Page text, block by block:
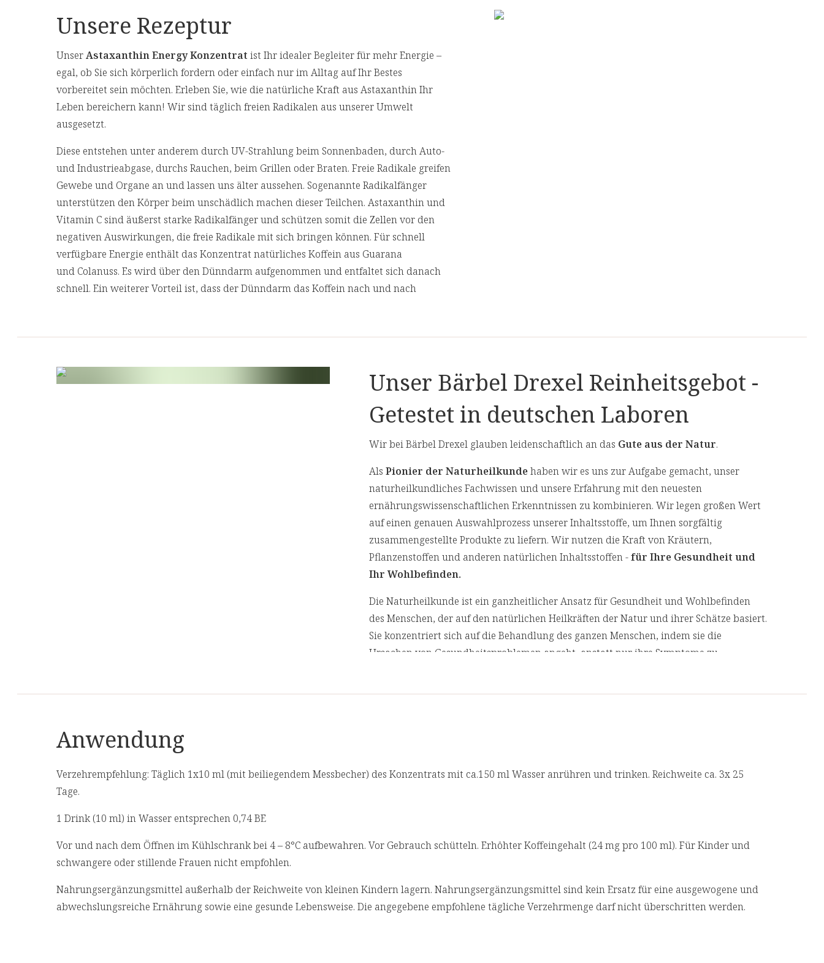
Astaxanthin Energy-Drink Konzentrat Orange/Grapefruit, 250ml
Anwendung
Täglich 1 Esslöffel (ca. 10 ml) des Konzentrates mit ca. 150 ml Wasser anrühren und
[1] Vitamin C trägt zu einem normalen Energiestoffwechsel bei.
[2] Magnesium trägt zu einem normalen Energiestoffwechsel bei.
[3] Vitamin C trägt zur Verringerung von Müdigkeit und Ermüdung bei.
[4] Magnesium trägt zur Verringerung von Müdigkeit und Ermüdung bei.
Unsere Rezeptur
UnserAstaxanthin Energy Konzentrat ist Ihr idealer Begleiter für mehr Energie –
egal, ob Sie sich körperlich fordern oder einfach nur im Alltag auf Ihr Bestes
vorbereitet sein möchten. Erleben Sie, wie die natürliche Kraft aus Astaxanthin Ihr
Leben bereichern kann! Wir sind täglich freien Radikalen aus unserer Umwelt
ausgesetzt.
Diese entstehen unter anderem durch UV-Strahlung beim Sonnenbaden, durch Auto-
und Industrieabgase, durchs Rauchen, beim Grillen oder Braten. Freie Radikale greifen
Gewebe und Organe an und lassen uns älter aussehen. Sogenannte Radikalfänger
unterstützen den Körper beim unschädlich machen dieser Teilchen. Astaxanthin und
Vitamin C sind äußerst starke Radikalfänger und schützen somit die Zellen vor den
negativen Auswirkungen, die freie Radikale mit sich bringen können. Für schnell
verfügbare Energie enthält das Konzentrat natürliches Koffein aus Guarana
und Colanuss. Es wird über den Dünndarm aufgenommen und entfaltet sich danach
schnell. Ein weiterer Vorteil ist, dass der Dünndarm das Koffein nach und nach
der 1990er Jahre entwickelten sie eine einzigartige Technologie, bei der speziell
entwickelte Photobioreaktoren zur Kultivierung der
beginnt im Labor, wo eine Saatkultur unter sterilen Bedingungen kultiviert wird, um
Wenn die Kultur in der grünen Phase ihre optimale Dichte erreicht, wird sie in
einzigartigen Edelstahl-Photobioreaktoren übertragen, in denen die Produktion
von Astaxanthin (rote Phase) eingeleitet wird. Nachdem die Algen reif sind, werden sie
geerntet, zerkleinert und getrocknet. Die endgültige Biomasse ist ein tiefrotes Pulver
von hoher Reinheit, das eine hohe Konzentration von Astaxanthin enthält.
Magnesiumcitrat (3 %), L-Ascorbinsäure (1,5 %), natürliche
enthält 17 % Vitamin C), Guaranaextrakt (1 %, enthält 22 %
Koffein), Algenextrakt (0,8 %, enthält 2,5 % Astaxanthin),
Granatapfel/Johannisbeere:
Apfelsüße, Isomaltulose**, Wasser,
Magnesiumcitrat, Schwarzes Johannisbeersaftkonzentrat,
Acerolasaftkonzentrat (enthält 17% Vitamin C),
Guaranaextrakt (enthält 22% Koffein), Colanussextrakt
(enthält 10% Koffein), Algenextrakt (enthält 5%
Nährwertangaben
Orange/Grapefruit:
Inhalt pro Tagesdosis
Magnesium 61 mg (16 %**)
Granatapfel/Johannisbeere:
Empfohlene Tagesdosis:1x10 ml
Unser Bärbel Drexel Reinheitsgebot -
Getestet in deutschen Laboren
Wir bei Bärbel Drexel glauben leidenschaftlich an das Gute aus der Natur.
Als Pionier der Naturheilkundehaben wir es uns zur Aufgabe gemacht, unser
naturheilkundliches Fachwissen und unsere Erfahrung mit den neuesten
ernährungswissenschaftlichen Erkenntnissen zu kombinieren. Wir legen großen Wert
auf einen genauen Auswahlprozess unserer Inhaltsstoffe, um Ihnen sorgfältig
zusammengestellte Produkte zu liefern. Wir nutzen die Kraft von Kräutern,
Pflanzenstoffen und anderen natürlichen Inhaltsstoffen -für Ihre Gesundheit und
Ihr Wohlbefinden.
Die Naturheilkunde ist ein ganzheitlicher Ansatz für Gesundheit und Wohlbefinden
des Menschen, der auf den natürlichen Heilkräften der Natur und ihrer Schätze basiert.
Sie konzentriert sich auf die Behandlung des ganzen Menschen, indem sie die
Ursachen von Gesundheitsproblemen angeht, anstatt nur ihre Symptome zu
Wir lassen in regelmäßigen Abständen unsere Produkte von unabhängigen, deutschen
Anwendung
Verzehrempfehlung: Täglich 1x10 ml (mit beiliegendem Messbecher) des Konzentrats mit ca.150 ml Wasser anrühren und trinken. Reichweite ca. 3x 25
Tage.
1 Drink (10 ml) in Wasser entsprechen 0,74 BE
Vor und nach dem Öffnen im Kühlschrank bei 4 – 8°C aufbewahren. Vor Gebrauch schütteln. Erhöhter Koffeingehalt (24 mg pro 100 ml). Für Kinder und
schwangere oder stillende Frauen nicht empfohlen.
Nahrungsergänzungsmittel außerhalb der Reichweite von kleinen Kindern lagern. Nahrungsergänzungsmittel sind kein Ersatz für eine ausgewogene und
abwechslungsreiche Ernährung sowie eine gesunde Lebensweise. Die angegebene empfohlene tägliche Verzehrmenge darf nicht überschritten werden.